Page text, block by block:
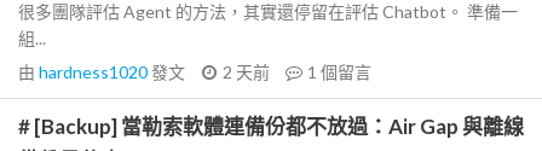
很多團隊評估 Agent 的方法，其實還停留在評估 Chatbot。 準備一
組...
由 hardness1020發文 2 天前 1 個留言
# [Backup] 當勒索軟體連備份都不放過：Air Gap 與離線